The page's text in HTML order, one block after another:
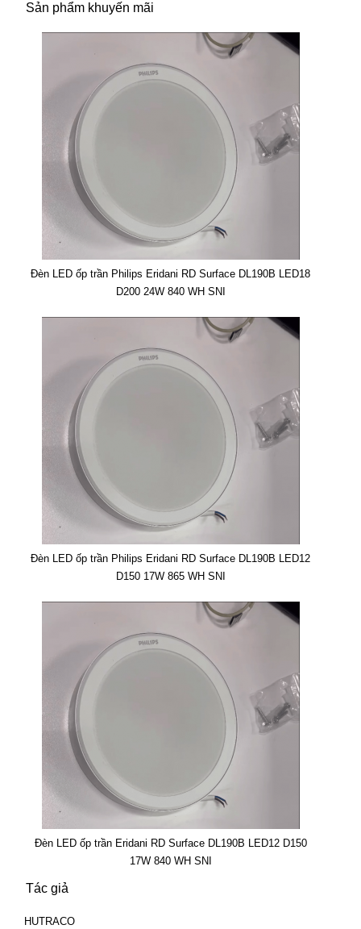
Sản phẩm khuyến mãi
Đèn LED ốp trần Philips Eridani RD Surface DL190B LED18
D200 24W 840 WH SNI
Đèn LED ốp trần Philips Eridani RD Surface DL190B LED12
D150 17W 865 WH SNI
Đèn LED ốp trần Eridani RD Surface DL190B LED12 D150
17W 840 WH SNI
Tác giả
HUTRACO